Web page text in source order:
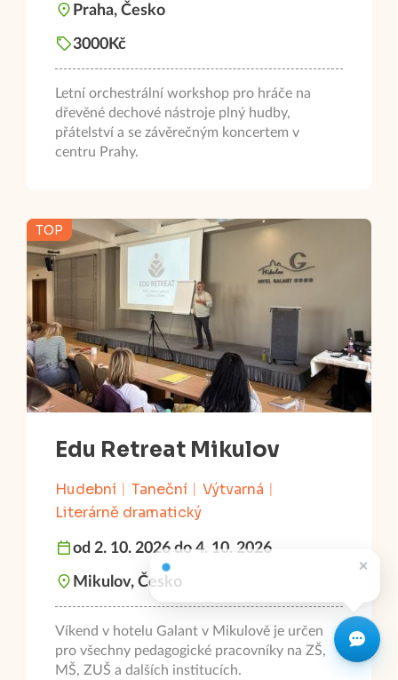
Praha, Česko
3000Kč
Letní orchestrální workshop pro hráče na
dřevěné dechové nástroje plný hudby,
přátelství a se závěrečným koncertem v
centru Prahy.
TOP
Edu Retreat Mikulov
Hudební Taneční
Výtvarná
Literárně dramatický
od 2. 10. 2026 do 4. 10. 2026
Mikulov, Česko
Víkend v hotelu Galant v Mikulově je určen
pro všechny pedagogické pracovníky na ZŠ,
MŠ, ZUŠ a dalších institucích.